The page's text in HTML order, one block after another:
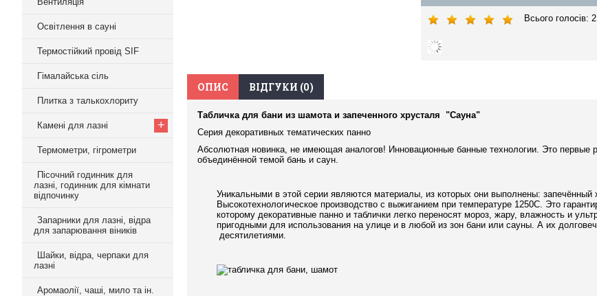
Освітлення в сауні
Термостійкий провід SIF
Гімалайська сіль
Плитка з талькохлориту
Камені для лазні +
Термометри, гігрометри
Пісочний годинник для
лазні, годинник для кімнати
відпочинку
Запарники для лазні, відра
для запарювання віників
Шайки, відра, черпаки для
лазні
Аромаолії, чаші, мило та ін.
Всього голосів: 2
ОПИС ВІДГУКИ (0)
Табличка для бани из шамота и запеченного хрусталя "Сауна"
Серия декоративных тематических панно
Абсолютная новинка, не имеющая аналогов! Инновационные банные технологии. Это первые
объединённой темой бань и саун.
Уникальными в этой серии являются материалы, из которых они выполнены: запечённый
Высокотехнологическое производство с выжиганием при температуре 1250С. Это
которому декоративные панно и таблички легко переносят мороз, жару, влажность и
пригодными для использования на улице и в любой из зон бани или сауны. А их
десятилетиями.